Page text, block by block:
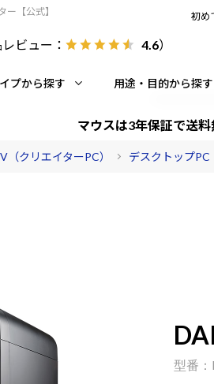
ー【公式】
レビュー： 4.6）
初め
プから探す 用途・目的から探す
マウスは3年保証で送料
（クリエイターPC） デスクトップPC